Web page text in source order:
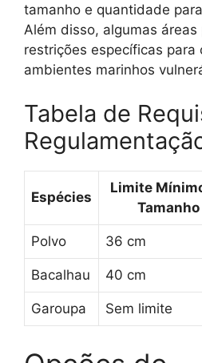
tamanho e quantidade
Além disso, algumas
restrições específicas para
ambientes marinhos
Tabela de
Espécies
Limite
Tamanho
Polvo 36 cm
Bacalhau 40 cm
Garoupa Sem limite